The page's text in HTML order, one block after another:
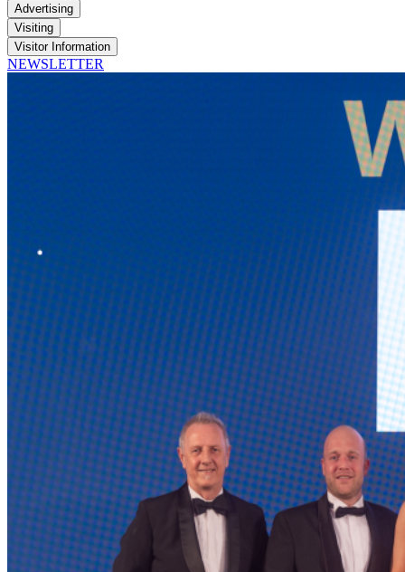
Advertising
Visiting
Visitor Information
NEWSLETTER